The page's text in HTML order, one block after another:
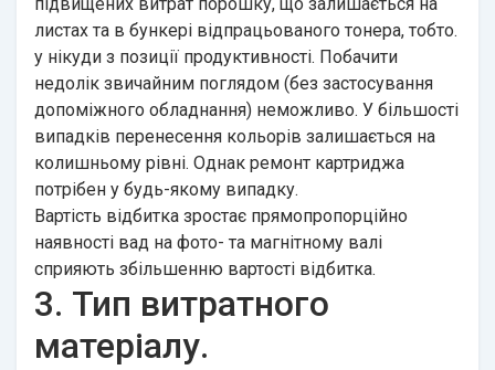
листах та в бункері відпрацьованого тонера, тобто.
у нікуди з позиції продуктивності. Побачити
недолік звичайним поглядом (без застосування
допоміжного обладнання) неможливо. У більшості
випадків перенесення кольорів залишається на
колишньому рівні. Однак ремонт картриджа
потрібен у будь-якому випадку.
Вартість відбитка зростає прямопропорційно
наявності вад на фото- та магнітному валі
сприяють збільшенню вартості відбитка.
3. Тип витратного
матеріалу.